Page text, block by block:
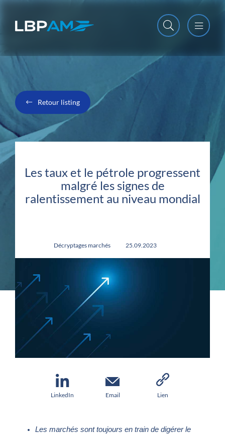
Open
Close
Retour listing
Les taux et le pétrole progressent
malgré les signes de
ralentissement au niveau mondial
Décryptages marchés 25.09.2023
LinkedIn Email Lien
Les marchés sont toujours en train de digérer le